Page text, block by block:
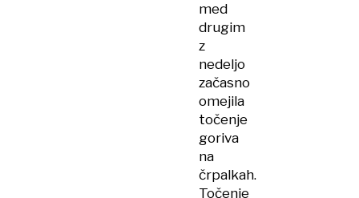
med
drugim
z
nedeljo
začasno
omejila
točenje
goriva
na
črpalkah.
Točenje